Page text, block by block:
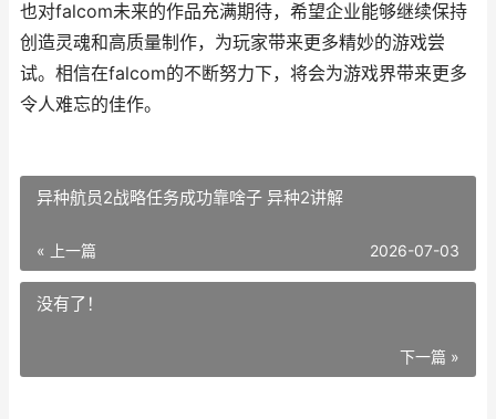
也对falcom未来的作品充满期待，希望企业能够继续保持
创造灵魂和高质量制作，为玩家带来更多精妙的游戏尝
试。相信在falcom的不断努力下，将会为游戏界带来更多
令人难忘的佳作。
异种航员2战略任务成功靠啥子 异种2讲解
« 上一篇 2026-07-03
没有了！
下一篇 »